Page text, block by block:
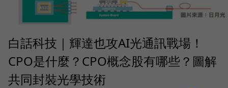
白話科技｜輝達也攻AI光通訊戰場！
CPO是什麼？CPO概念股有哪些？圖解
共同封裝光學技術